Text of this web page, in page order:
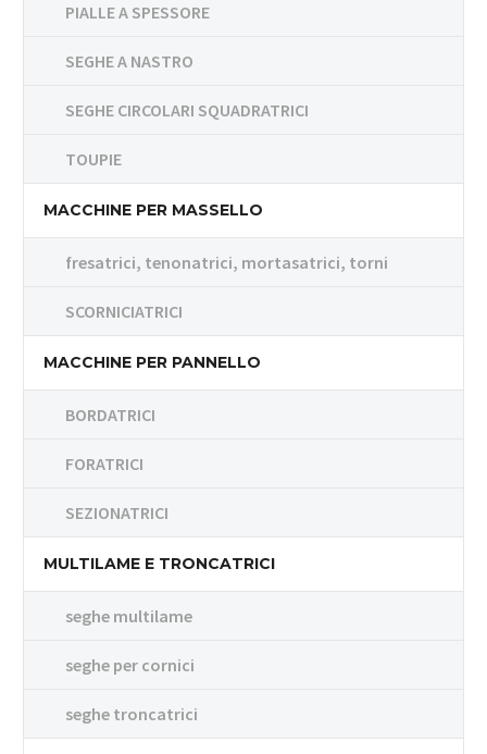
PIALLE A SPESSORE
SEGHE A NASTRO
SEGHE CIRCOLARI SQUADRATRICI
TOUPIE
MACCHINE PER MASSELLO
fresatrici, tenonatrici, mortasatrici, torni
SCORNICIATRICI
MACCHINE PER PANNELLO
BORDATRICI
FORATRICI
SEZIONATRICI
MULTILAME E TRONCATRICI
seghe multilame
seghe per cornici
seghe troncatrici